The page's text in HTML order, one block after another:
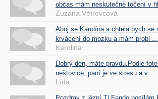
občas mám neskutečné točení v
Zuzana Větrovcová
Ahoj se Karolína a chtela bych se
krvácení do mozku a mám probl ...
Karolina
Dobrý den, máte pravdu.Podle
neštovice, paní je ve stresu a v ...
Lída